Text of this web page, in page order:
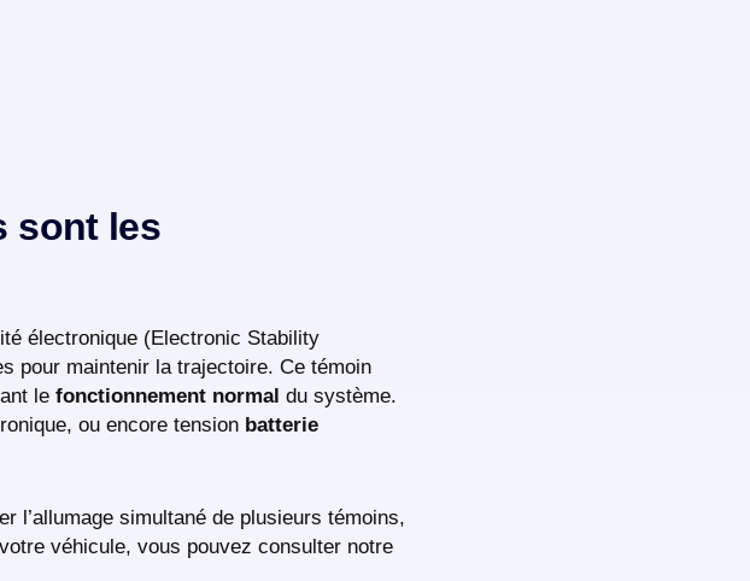
sont les
électronique (Electronic Stability
pour maintenir la trajectoire. Ce témoin
le fonctionnement normal du système.
ou encore tension batterie
l’allumage simultané de plusieurs témoins,
véhicule, vous pouvez consulter notre